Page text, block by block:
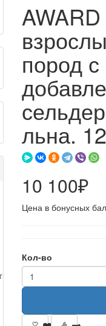
пород
льна.
10 100₽
Цена в бонусных
Кол-во